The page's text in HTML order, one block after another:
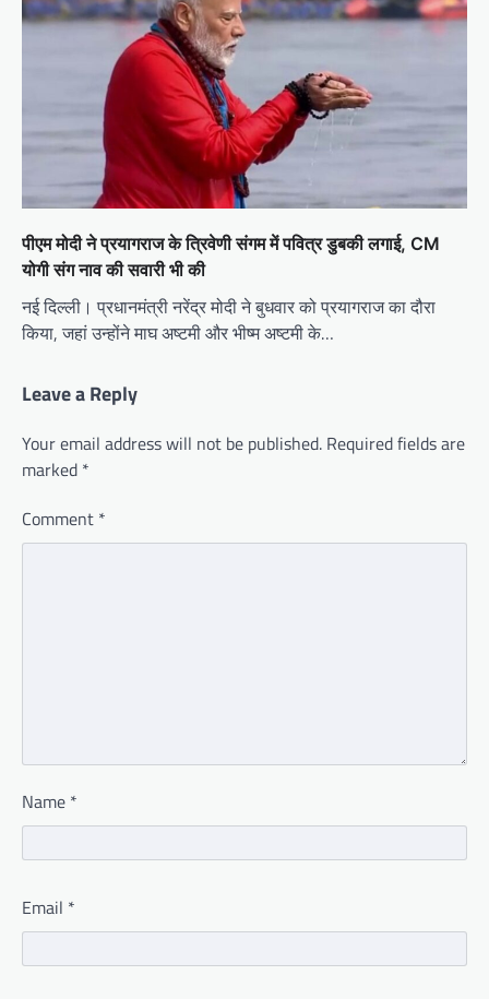
पीएम मोदी ने प्रयागराज के त्रिवेणी संगम में पवित्र डुबकी लगाई, CM
योगी संग नाव की सवारी भी की
नई दिल्ली। प्रधानमंत्री नरेंद्र मोदी ने बुधवार को प्रयागराज का दौरा
किया, जहां उन्होंने माघ अष्टमी और भीष्म अष्टमी के…
Leave a Reply
Your email address will not be published. Required fields are
marked *
Comment *
Name *
Email *